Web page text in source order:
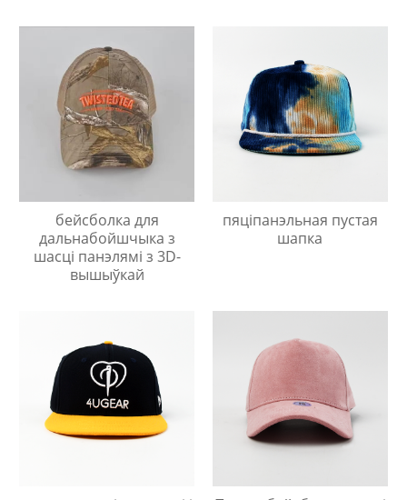
бейсболка для
дальнабойшчыка з
шасці панэлямі з 3D-
вышыўкай
пяціпанэльная пустая
шапка